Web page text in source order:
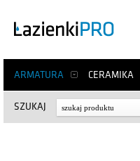
ARMATURA CERAMIKA
SZUKAJ